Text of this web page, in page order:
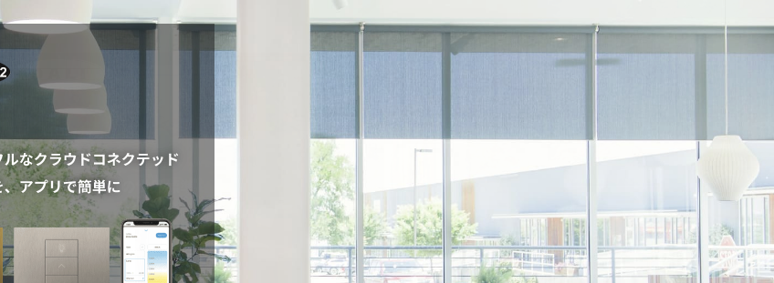
Sivoia QS/Alena/
Palladiom
ー128 ウォールボックス
Wallbox
マット仕上げ グロス仕上げ